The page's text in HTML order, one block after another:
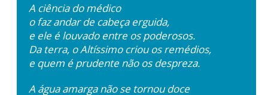
A ciência do médico
o faz andar de cabeça erguida,
e ele é louvado entre os poderosos.
Da terra, o Altíssimo criou os remédios,
e quem é prudente não os despreza.
A água amarga não se tornou doce